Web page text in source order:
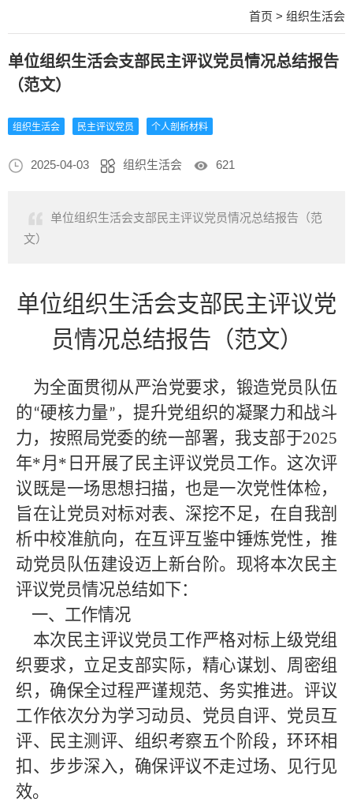
首页 > 组织生活会
单位组织生活会支部民主评议党员情况总结报告
（范文）
组织生活会 民主评议党员 个人剖析材料
2025-04-03 组织生活会 621
单位组织生活会支部民主评议党员情况总结报告（范
文）
单位组织生活会支部民主评议党
员情况总结报告（范文）
为全面贯彻从严治党要求，锻造党员队伍
的“硬核力量”，提升党组织的凝聚力和战斗
力，按照局党委的统一部署，我支部于2025
年*月 * 日开展了民主评议党员工作。这次评
议既是一场思想扫描，也是一次党性体检，
旨在让党员对标对表、深挖不足，在自我剖
析中校准航向，在互评互鉴中锤炼党性，推
动党员队伍建设迈上新台阶。现将本次民主
评议党员情况总结如下：
一、工作情况
本次民主评议党员工作严格对标上级党组
织要求，立足支部实际，精心谋划、周密组
织，确保全过程严谨规范、务实推进。评议
工作依次分为学习动员、党员自评、党员互
评、民主测评、组织考察五个阶段，环环相
扣、步步深入，确保评议不走过场、见行见
效。